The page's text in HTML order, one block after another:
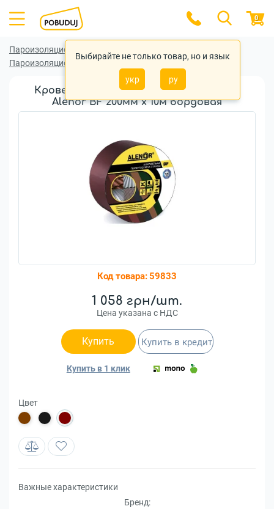
Выбирайте не только товар, но и язык
укр ру
0
Пароизоляционные (гидроизоляционные) ленты
Пароизоляционные (гидроизоляционные) ленты Alenor
Кровельная герметизирующая лента
Alenor BF 200мм x 10м бордовая
Код товара:59833
1 058 грн/шт.
Цена указана с НДС
Купить
Купить в 1 клик
Купить в кредит
Цвет
Важные характеристики
Бренд: